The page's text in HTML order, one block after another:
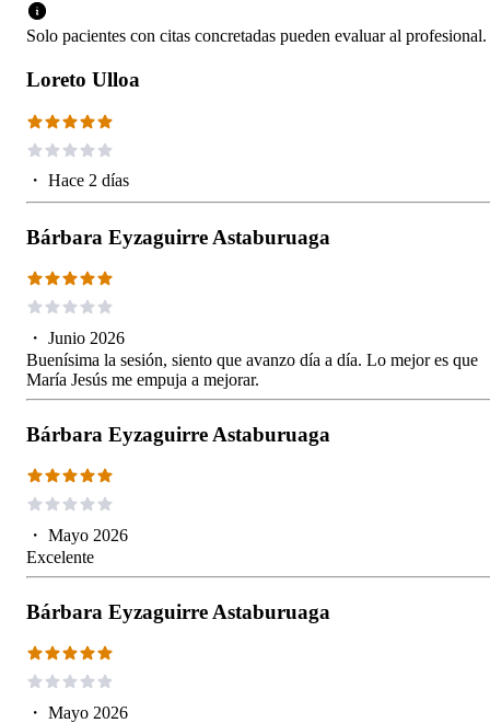
Solo pacientes con citas concretadas pueden evaluar al profesional.
Loreto Ulloa
・ Hace 2 días
Bárbara Eyzaguirre Astaburuaga
・ Junio 2026
Buenísima la sesión, siento que avanzo día a día. Lo mejor es que
María Jesús me empuja a mejorar.
Bárbara Eyzaguirre Astaburuaga
・ Mayo 2026
Excelente
Bárbara Eyzaguirre Astaburuaga
・ Mayo 2026